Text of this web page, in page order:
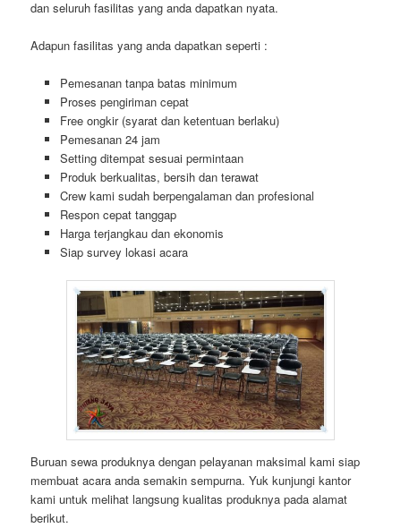
dan seluruh fasilitas yang anda dapatkan nyata.
Adapun fasilitas yang anda dapatkan seperti :
Pemesanan tanpa batas minimum
Proses pengiriman cepat
Free ongkir (syarat dan ketentuan berlaku)
Pemesanan 24 jam
Setting ditempat sesuai permintaan
Produk berkualitas, bersih dan terawat
Crew kami sudah berpengalaman dan profesional
Respon cepat tanggap
Harga terjangkau dan ekonomis
Siap survey lokasi acara
Buruan sewa produknya dengan pelayanan maksimal kami siap
membuat acara anda semakin sempurna. Yuk kunjungi kantor
kami untuk melihat langsung kualitas produknya pada alamat
berikut.